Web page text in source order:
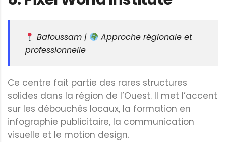
Bafoussam |
Approche régionale et
professionnelle
Ce centre fait partie des rares structures
solides dans la région de l’Ouest. Il met l’accent
sur les débouchés locaux, la formation en
infographie publicitaire, la communication
visuelle et le motion design.